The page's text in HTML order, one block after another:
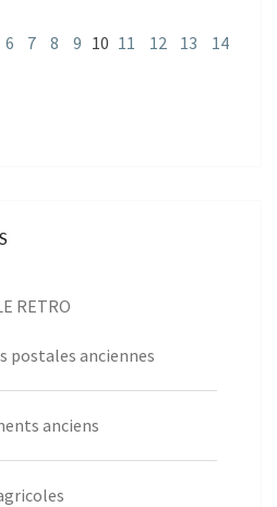
6 7 8 9 10 11 12 13
14
RETRO
postales anciennes
anciens